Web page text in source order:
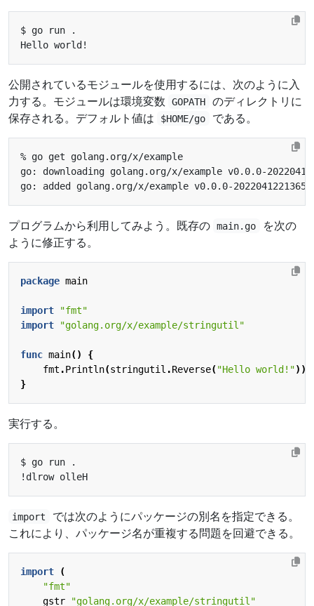
公開されているモジュールを使用するには、次のように入
力する。モジュールは環境変数
GOPATH
のディレクトリに
保存される。デフォルト値は
$HOME/go である。
プログラムから利用してみよう。既存の main.go
を次の
ように修正する。
package main
import
"fmt"
import
"golang.org/x/example/stringutil"
func main()
{
fmt .Println(stringutil .Reverse("Hello world!"))
}
実行する。
import
では次のようにパッケージの別名を指定できる。
これにより、パッケージ名が重複する問題を回避できる。
import
(
"fmt"
gstr
"golang.org/x/example/stringutil"